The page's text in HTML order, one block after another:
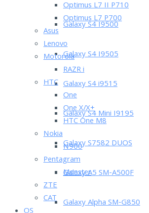
Galaxy S4 I9500
Galaxy S4 I9505
Galaxy S4 i9515
Galaxy S4 Mini I9195
Galaxy S7582 DUOS
Galaxy A5 SM-A500F
Galaxy Alpha SM-G850
Optimus L7 II P710
Optimus L7 P700
Asus
Lenovo
Motorola
RAZR i
HTC
One
One X/X+
HTC One M8
Nokia
N900
Pentagram
Monster
ZTE
CAT